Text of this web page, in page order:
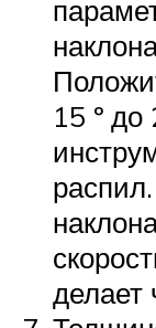
15 º до
делает